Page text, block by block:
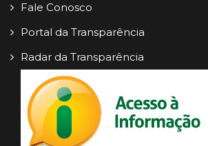
Fale Conosco
Portal da Transparência
Radar da Transparência